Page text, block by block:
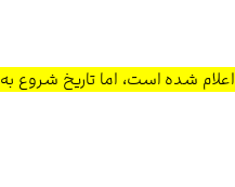
در سایت پراپ سال شروع فعالیت ۲۰۲۱ اعلام شده است، اما تاریخ